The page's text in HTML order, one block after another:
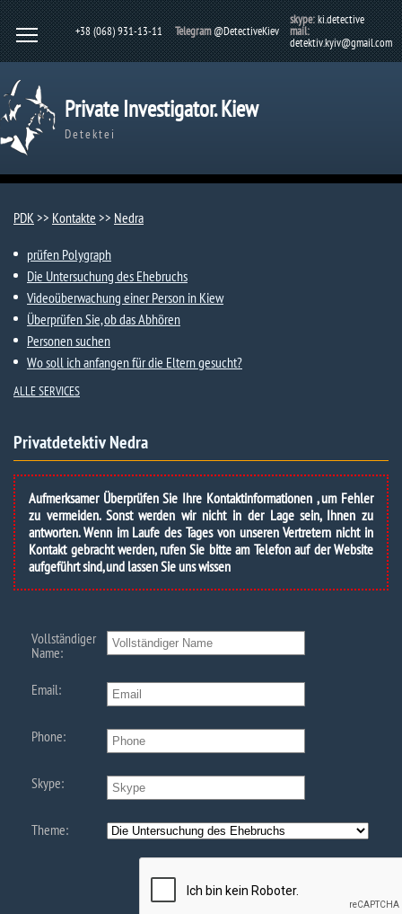
+38 (068) 931-13-11 Telegram@DetectiveKiev
skype:ki.detective
mail:
detektiv.kyiv@gmail.com
Private Investigator. Kiew
Detektei
PDK>> Kontakte >> Nedra
prüfen Polygraph
Die Untersuchung des Ehebruchs
Videoüberwachung einer Person in Kiew
Überprüfen Sie, ob das Abhören
Personen suchen
Wo soll ich anfangen für die Eltern gesucht?
ALLE SERVICES
Privatdetektiv Nedra
Aufmerksamer Überprüfen Sie Ihre Kontaktinformationen , um Fehler
zu vermeiden. Sonst werden wir nicht in der Lage sein, Ihnen zu
antworten. Wenn im Laufe des Tages von unseren Vertretern nicht in
Kontakt gebracht werden, rufen Sie bitte am Telefon auf der Website
aufgeführt sind, und lassen Sie uns wissen
Vollständiger
Name:
Email:
Phone:
Skype:
Theme: